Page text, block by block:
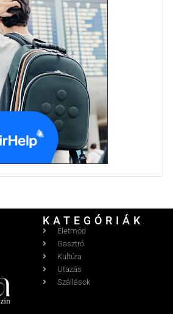
KATEGÓRIÁK
Életmód
Gasztró
Kultúra
Utazás
Szállások